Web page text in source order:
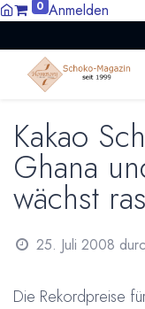
0 Anmelden
Kakao
Ghana
wächst
25. Juli 2008
Die Rekordpreise